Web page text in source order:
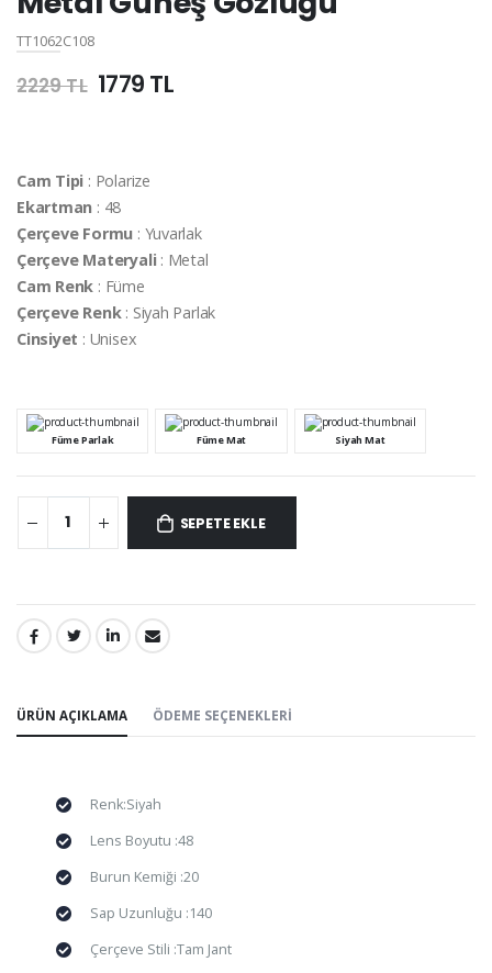
TT1062C108
2229 TL 1779 TL
Cam Tipi : Polarize
Ekartman : 48
Çerçeve Formu : Yuvarlak
Çerçeve Materyali: Metal
Cam Renk : Füme
Çerçeve Renk: Siyah Parlak
Cinsiyet : Unisex
Füme Parlak Füme Mat Siyah Mat
SEPETE EKLE
PAYLAŞ:
ÜRÜN AÇIKLAMA ÖDEME SEÇENEKLERI
Renk:Siyah
Lens Boyutu :48
Burun Kemiği :20
Sap Uzunluğu :140
Çerçeve Stili :Tam Jant